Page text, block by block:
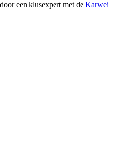
een klusexpert met de Karwei